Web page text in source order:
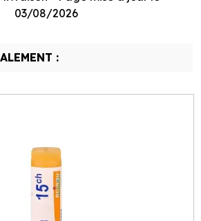
03/08/2026
: